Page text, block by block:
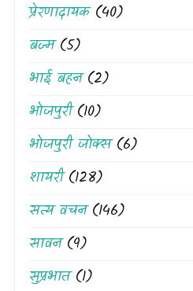
प्रेरणादायक(40)
बज्म(5)
भाई बहन(2)
भोजपुरी(10)
भोजपुरी जोक्स(6)
शायरी(128)
सत्य वचन(146)
सावन(9)
सुप्रभात(1)